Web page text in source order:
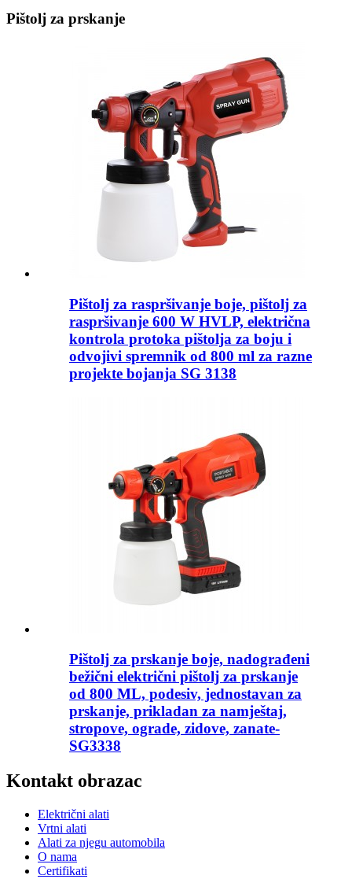
Pištolj za prskanje
Pištolj za raspršivanje boje, pištolj za
raspršivanje 600 W HVLP, električna
kontrola protoka pištolja za boju i
odvojivi spremnik od 800 ml za razne
projekte bojanja SG 3138
Pištolj za prskanje boje, nadograđeni
bežični električni pištolj za prskanje
od 800 ML, podesiv, jednostavan za
prskanje, prikladan za namještaj,
stropove, ograde, zidove, zanate-
SG3338
Kontakt obrazac
Električni alati
Vrtni alati
Alati za njegu automobila
O nama
Certifikati